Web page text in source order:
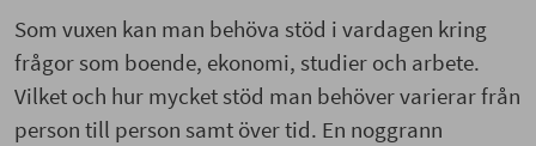
Som vuxen kan man behöva stöd i vardagen kring
frågor som boende, ekonomi, studier och arbete.
Vilket och hur mycket stöd man behöver varierar från
person till person samt över tid. En noggrann